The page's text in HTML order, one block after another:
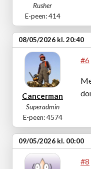
Rusher
E-peen: 414
08/05/2026 kl. 20:40
Cancerman
Superadmin
E-peen: 4574
#6
09/05/2026 kl. 00:00
#8